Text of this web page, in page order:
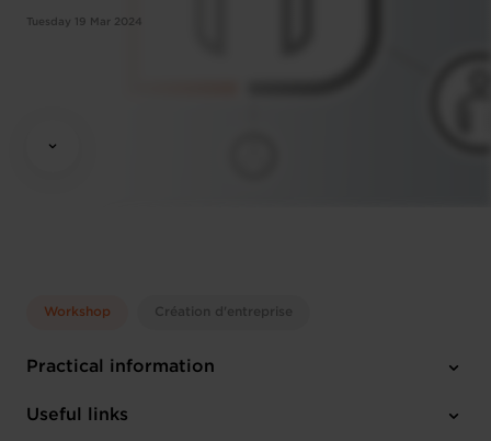
Tuesday 19 Mar 2024
Workshop Création d'entreprise
Practical information
Tuesday 19 Mar 2024
Useful links